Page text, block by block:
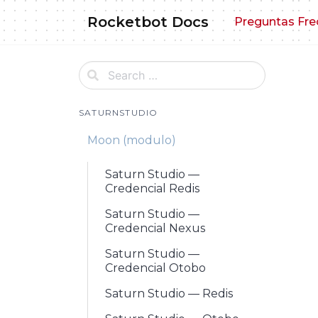
Skip
to
content
Rocketbot Docs Preguntas
SATURNSTUDIO
Moon (modulo)
Saturn Studio —
Credencial Redis
Saturn Studio —
Credencial Nexus
Saturn Studio —
Credencial Otobo
Saturn Studio — Redis